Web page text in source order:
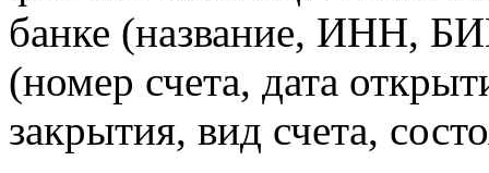
банке (название, ИНН,
(номер счета, дата
закрытия, вид счета,